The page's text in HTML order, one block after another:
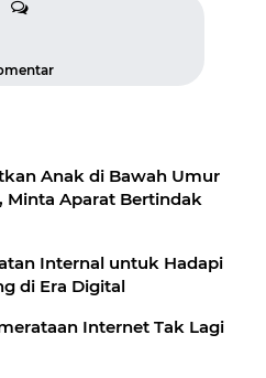
Anak di Bawah Umur
Minta Aparat Bertindak
Internal untuk Hadapi
di Era Digital
Internet Tak Lagi